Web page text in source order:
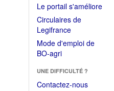
Le portail s'améliore
Circulaires de
Legifrance(Ouvrir
dans
une
fenêtre)
Mode d'emploi de
BO-agri(Ouvrir
une
nouvelle
UNE DIFFICULTÉ ?
Contactez-nous